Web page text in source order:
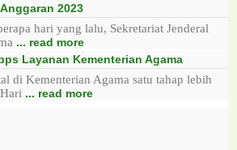
2023
hari yang lalu, Sekretariat Jenderal
... read more
Layanan Kementerian Agama
di Kementerian Agama satu tahap lebih
... read more